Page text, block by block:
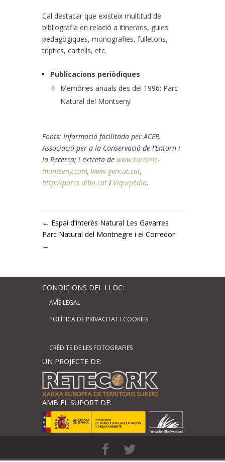
Cal destacar que existeix multitud de
bibliografia en relació a itineraris, guies
pedagògiques, monografies, fulletons,
tríptics, cartells, etc.
Publicacions periòdiques
Memòries anuals des del 1996: Parc
Natural del Montseny
Fonts: Informació facilitada per ACER.
Associació per a la Conservació de l’Entorn i
la Recerca; i extreta de www.turisme-
montseny.com, www.gencat.cat,
http://parcs.diba.cat i Viquipèdia.
← Espai d’Interès Natural Les Gavarres
Parc Natural del Montnegre i el Corredor
→
CONDICIONS DEL LLOC:
AVÍS LEGAL
POLÍTICA DE PRIVACITAT I COOKIES
CRÈDITS DE LES FOTOGRAFIES
UN PROJECTE DE:
AMB EL SUPORT DE: